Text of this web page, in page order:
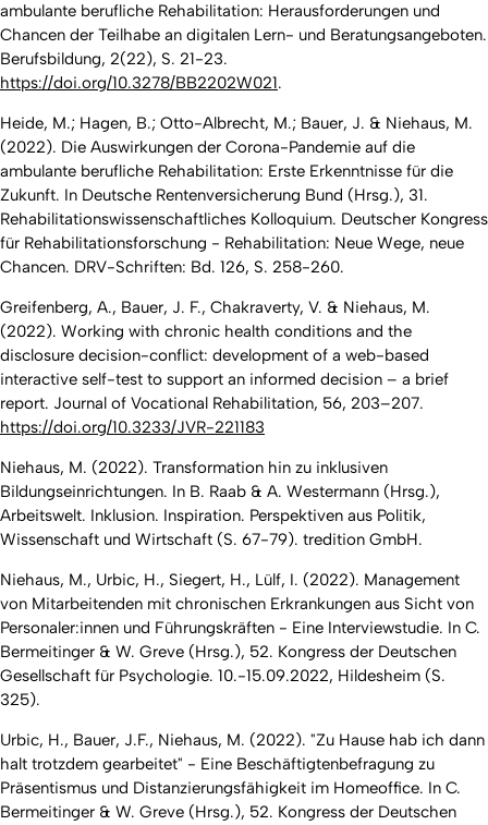
ambulante berufliche Rehabilitation: Herausforderungen und
Chancen der Teilhabe an digitalen Lern- und Beratungsangeboten.
Berufsbildung, 2(22), S. 21-23.
https://doi.org/10.3278/BB2202W021.
Heide, M.; Hagen, B.; Otto-Albrecht, M.; Bauer, J. & Niehaus, M.
(2022). Die Auswirkungen der Corona-Pandemie auf die
ambulante berufliche Rehabilitation: Erste Erkenntnisse für die
Zukunft. In Deutsche Rentenversicherung Bund (Hrsg.), 31.
Rehabilitationswissenschaftliches Kolloquium. Deutscher Kongress
für Rehabilitationsforschung - Rehabilitation: Neue Wege, neue
Chancen. DRV-Schriften: Bd. 126, S. 258-260.
Greifenberg, A., Bauer, J. F., Chakraverty, V. & Niehaus, M.
(2022). Working with chronic health conditions and the
disclosure decision-conflict: development of a web-based
interactive self-test to support an informed decision – a brief
report. Journal of Vocational Rehabilitation, 56, 203–207.
https://doi.org/10.3233/JVR-221183
Niehaus, M. (2022). Transformation hin zu inklusiven
Bildungseinrichtungen. In B. Raab & A. Westermann (Hrsg.),
Arbeitswelt. Inklusion. Inspiration. Perspektiven aus Politik,
Wissenschaft und Wirtschaft (S. 67-79). tredition GmbH.
Niehaus, M., Urbic, H., Siegert, H., Lülf, I. (2022). Management
von Mitarbeitenden mit chronischen Erkrankungen aus Sicht von
Personaler:innen und Führungskräften - Eine Interviewstudie. In C.
Bermeitinger & W. Greve (Hrsg.), 52. Kongress der Deutschen
Gesellschaft für Psychologie. 10.-15.09.2022, Hildesheim (S.
325).
Urbic, H., Bauer, J.F., Niehaus, M. (2022). "Zu Hause hab ich dann
halt trotzdem gearbeitet" - Eine Beschäftigtenbefragung zu
Präsentismus und Distanzierungsfähigkeit im Homeoffice. In C.
Bermeitinger & W. Greve (Hrsg.), 52. Kongress der Deutschen